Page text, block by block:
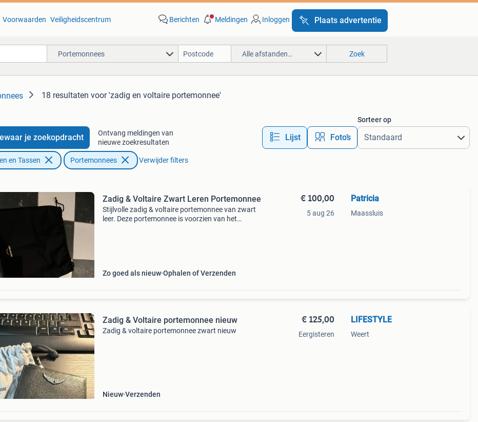
Voorwaarden Veiligheidscentrum Berichten Meldingen Inloggen Plaats advertentie
Portemonnees Alle afstanden… Zoek
18 resultaten voor 'zadig en voltaire portemonnee'
je zoekopdracht
Ontvang meldingen van
nieuwe zoekresultaten
Lijst Foto’s
Sorteer op
en Tassen Portemonnees Verwijder filters
Zadig & Voltaire Zwart Leren Portemonnee
Stijlvolle zadig & voltaire portemonnee van zwart
leer. Deze portemonnee is voorzien van het
Zo goed als nieuw Ophalen of Verzenden
€ 100,00
5 aug 26
Patricia
Maassluis
Zadig & Voltaire portemonnee nieuw
Zadig & voltaire portemonnee zwart nieuw
Nieuw Verzenden
€ 125,00
Eergisteren
LIFESTYLE
Weert